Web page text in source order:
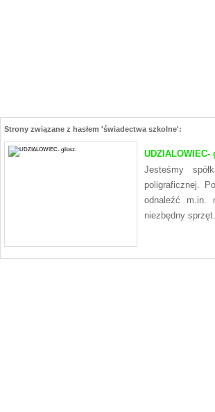
Strony związane z hasłem 'świadectwa szkolne':
UDZIALOWIEC-
Jesteśmy
poligraficznej.
odnaleźć m.in.
niezbędny